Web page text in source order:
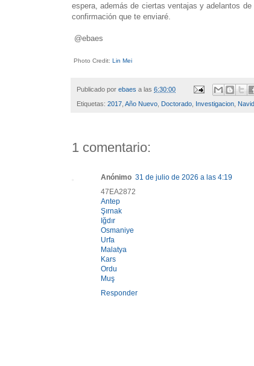
espera, además de ciertas ventajas y adelantos
confirmación que te enviaré.
@ebaes
Photo Credit: Lin Mei
Publicado por ebaes a las 6:30:00
Etiquetas: 2017 Año Nuevo Doctorado Investigacion
1 comentario:
Anónimo 31 de julio de 2026 a las 4:19
47EA2872
Antep
Şırnak
Iğdır
Osmaniye
Urfa
Malatya
Kars
Ordu
Muş
Responder